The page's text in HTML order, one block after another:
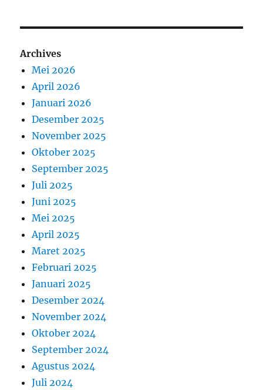
Archives
Mei 2026
April 2026
Januari 2026
Desember 2025
November 2025
Oktober 2025
September 2025
Juli 2025
Juni 2025
Mei 2025
April 2025
Maret 2025
Februari 2025
Januari 2025
Desember 2024
November 2024
Oktober 2024
September 2024
Agustus 2024
Juli 2024